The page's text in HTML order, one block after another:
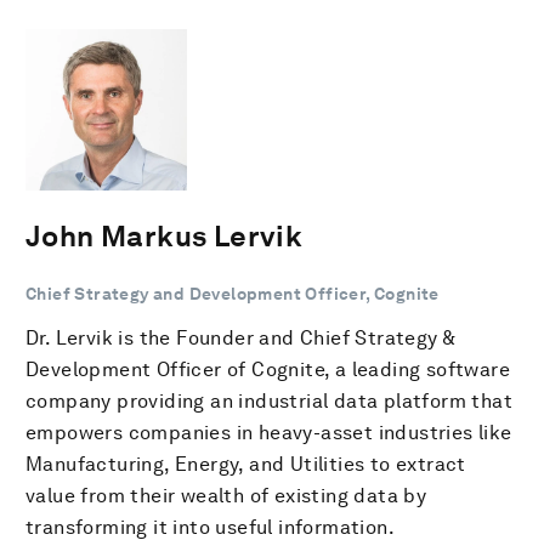
John Markus Lervik
Chief Strategy and Development Officer, Cognite
Dr. Lervik is the Founder and Chief Strategy &
Development Officer of Cognite, a leading software
company providing an industrial data platform that
empowers companies in heavy-asset industries like
Manufacturing, Energy, and Utilities to extract
value from their wealth of existing data by
transforming it into useful information.